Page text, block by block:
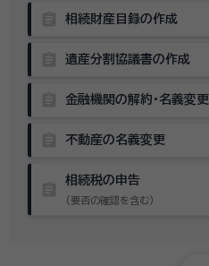
相続財産目録の作成
遺産分割協議書の作成
金融機関の解約・名義変更
不動産の名義変更
相続税の申告
（要否の確認を含む）